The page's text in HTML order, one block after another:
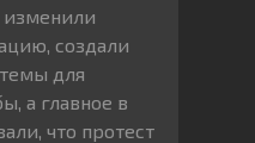
изменили
создали
для
а главное в
что протест